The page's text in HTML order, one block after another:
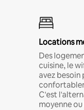
Locations
Des
cuisine, le
avez besoin
C'est
moyenne